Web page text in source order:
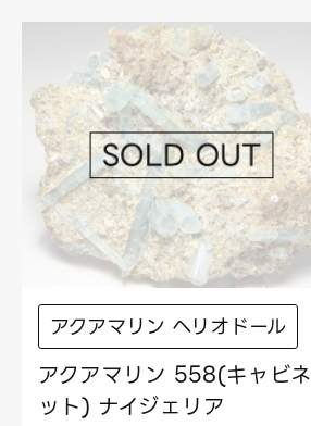
アクアマリン ヘリオドール
アクアマリン 558(キャビネ
ット) ナイジェリア